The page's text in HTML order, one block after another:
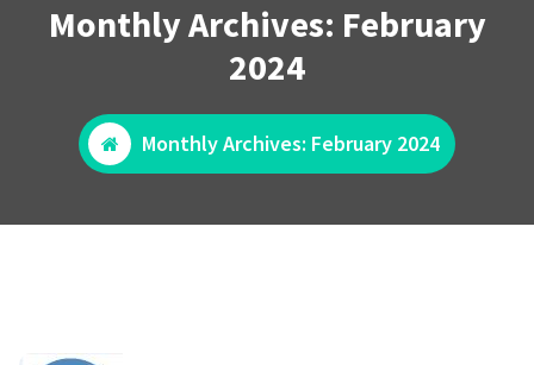
Monthly Archives: February
2024
Monthly Archives: February 2024